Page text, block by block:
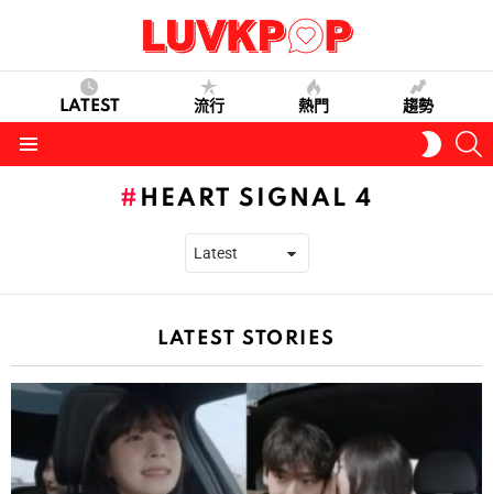
LATEST 流行 熱門 趨勢
SKIN
HEART SIGNAL 4
LATEST STORIES